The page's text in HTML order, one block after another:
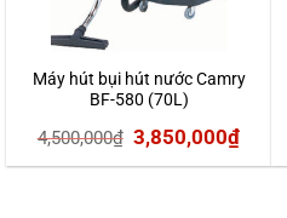
Máy hút bụi hút nước Camry
BF-580 (70L)
4,500,000₫ Giá
gốc
3,850,000₫Giá
hiện